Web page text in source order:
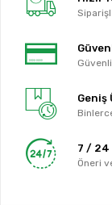
Geniş
7 / 24
Öneri